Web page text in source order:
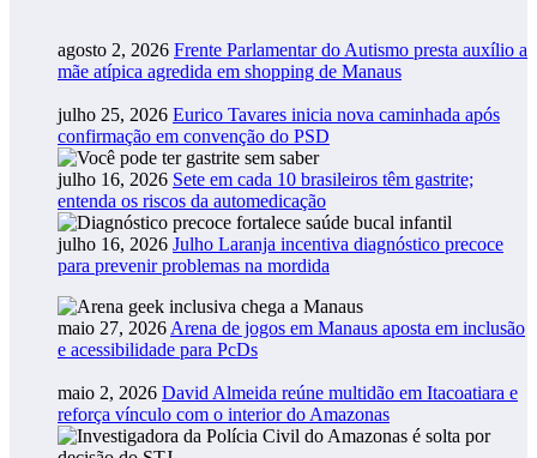
agosto 2, 2026 Frente Parlamentar do Autismo presta auxílio a
mãe atípica agredida em shopping de Manaus
julho 25, 2026 Eurico Tavares inicia nova caminhada após
confirmação em convenção do PSD
julho 16, 2026 Sete em cada 10 brasileiros têm gastrite;
entenda os riscos da automedicação
julho 16, 2026 Julho Laranja incentiva diagnóstico precoce
para prevenir problemas na mordida
maio 27, 2026 Arena de jogos em Manaus aposta em inclusão
e acessibilidade para PcDs
maio 2, 2026 David Almeida reúne multidão em Itacoatiara e
reforça vínculo com o interior do Amazonas